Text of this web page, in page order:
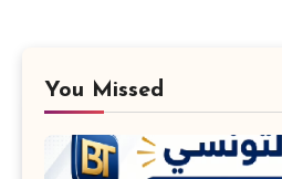
You Missed